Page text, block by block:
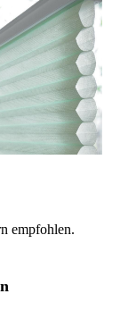
45%.
empfohlen.